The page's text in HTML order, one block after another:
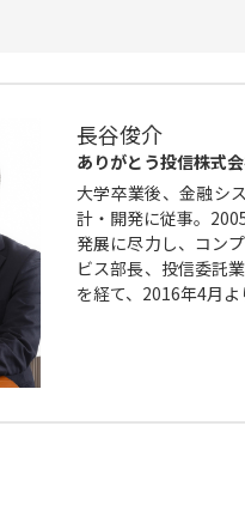
長谷俊介
ありがとう投信株式
大学卒業後、金融シ
計・開発に従事。
発展に尽力し、コン
ビス部長、投信委託
を経て、2016年4月よ